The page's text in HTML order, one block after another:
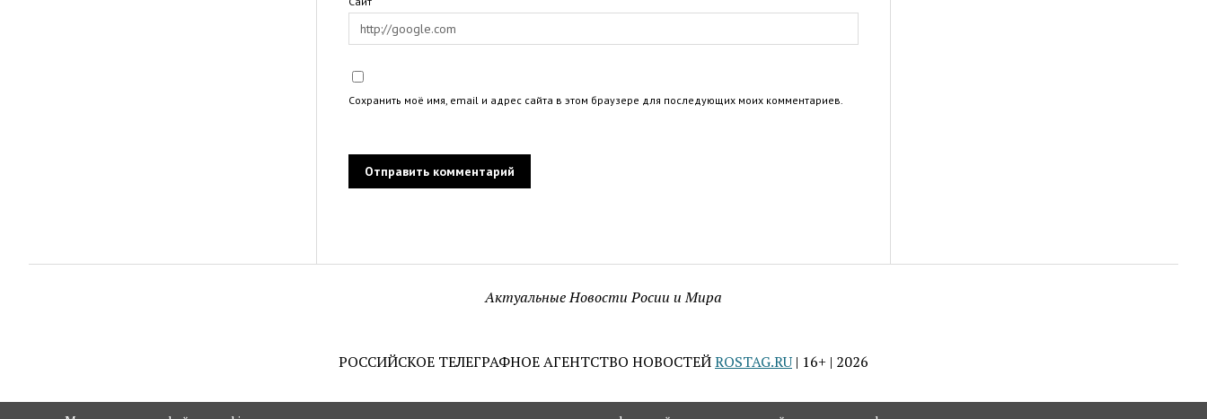
Сохранить моё имя, email и адрес сайта в этом браузере для последующих моих комментариев.
Актуальные Новости Росии и Мира
РОССИЙСКОЕ ТЕЛЕГРАФНОЕ АГЕНТСТВО НОВОСТЕЙROSTAG.RU | 16+ | 2026